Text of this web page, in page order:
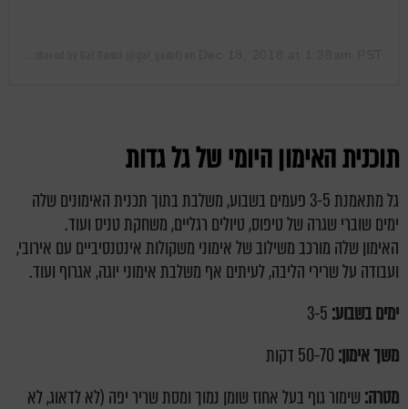
תוכנית האימון היומי של גל גדות
גל מתאמנת 3-5 פעמים בשבוע, משלבת בתוך תכנית האימונים שלה
ימים שוברי שגרה של טיפוס, טיולים רגליים, משחקת טניס ועוד.
האימון שלה מורכב משילוב של אימוני משקולות אינטנסיביים עם אירובי,
ועבודה על שרירי הליבה, לעיתים אף משלבת אימוני יוגה, אגרוף ועוד.
ימים בשבוע: 3-5
משך אימון: 50-70 דקות
מטרה: שימור גוף בעל אחוז שומן נמוך ומסת שריר יפה (לא לדאוג, לא